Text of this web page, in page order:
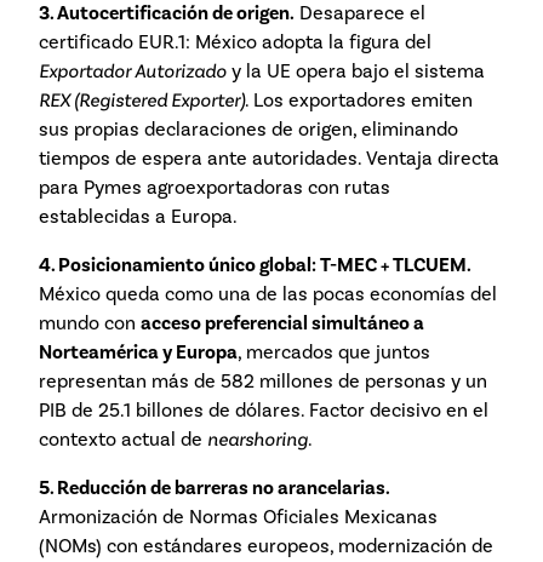
3. Autocertificación de origen. Desaparece el
certificado EUR.1: México adopta la figura del
Exportador Autorizado y la UE opera bajo el sistema
REX (Registered Exporter). Los exportadores emiten
sus propias declaraciones de origen, eliminando
tiempos de espera ante autoridades. Ventaja directa
para Pymes agroexportadoras con rutas
establecidas a Europa.
4. Posicionamiento único global: T-MEC + TLCUEM.
México queda como una de las pocas economías del
mundo con acceso preferencial simultáneo a
Norteamérica y Europa, mercados que juntos
representan más de 582 millones de personas y un
PIB de 25.1 billones de dólares. Factor decisivo en el
contexto actual de nearshoring.
5. Reducción de barreras no arancelarias.
Armonización de Normas Oficiales Mexicanas
(NOMs) con estándares europeos, modernización de